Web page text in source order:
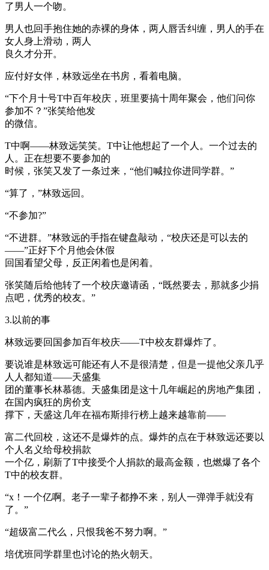
了男人一个吻。
男人也回手抱住她的赤裸的身体，两人唇舌纠缠，男人的手在
女人身上滑动，两人
良久才分开。
应付好女伴，林致远坐在书房，看着电脑。
“下个月十号T中百年校庆，班里要搞十周年聚会，他们问你
参加不？”张笑给他发
的微信。
T中啊——林致远笑笑。T中让他想起了一个人。一个过去的
人。正在想要不要参加的
时候，张笑又发了一条过来，“他们喊拉你进同学群。”
“算了，”林致远回。
“不参加?”
“不进群。”林致远的手指在键盘敲动，“校庆还是可以去的
——”正好下个月他会休假
回国看望父母，反正闲着也是闲着。
张笑随后给他转了一个校庆邀请函，“既然要去，那就多少捐
点吧，优秀的校友。”
3.以前的事
林致远要回国参加百年校庆——T中校友群爆炸了。
要说谁是林致远可能还有人不是很清楚，但是一提他父亲几乎
人人都知道——天盛集
团的董事长林慕德。天盛集团是这十几年崛起的房地产集团，
在国内疯狂的房价支
撑下，天盛这几年在福布斯排行榜上越来越靠前——
富二代回校，这还不是爆炸的点。爆炸的点在于林致远还要以
个人名义给母校捐款
一个亿，刷新了T中接受个人捐款的最高金额，也燃爆了各个
T中的校友群。
“x！一个亿啊。老子一辈子都挣不来，别人一弹弹手就没有
了。”
“超级富二代么，只恨我爸不努力啊。”
培优班同学群里也讨论的热火朝天。